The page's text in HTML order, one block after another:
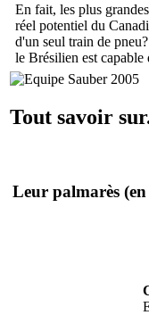
En fait, les plus
réel potentiel du
d'un seul train de
le Brésilien est
Tout savoir
Leur palmarès